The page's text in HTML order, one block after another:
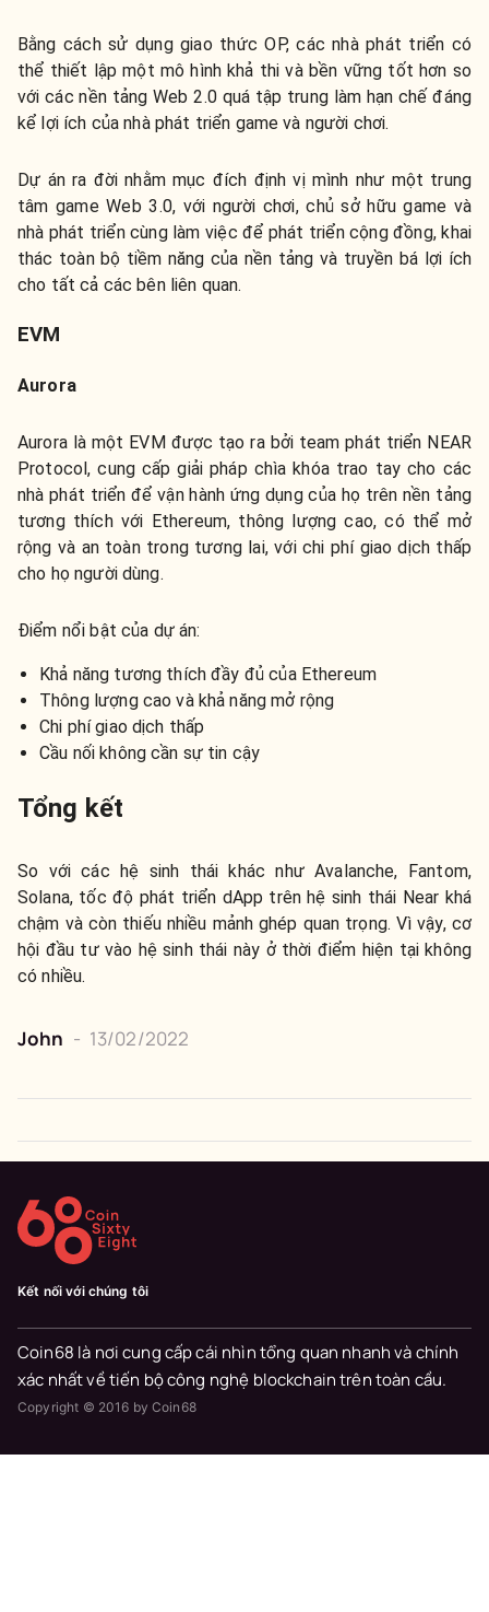
Bằng cách sử dụng giao thức OP, các nhà phát triển có
thể thiết lập một mô hình khả thi và bền vững tốt hơn so
với các nền tảng Web 2.0 quá tập trung làm hạn chế đáng
kể lợi ích của nhà phát triển game và người chơi.
Dự án ra đời nhằm mục đích định vị mình như một trung
tâm game Web 3.0, với người chơi, chủ sở hữu game và
nhà phát triển cùng làm việc để phát triển cộng đồng, khai
thác toàn bộ tiềm năng của nền tảng và truyền bá lợi ích
cho tất cả các bên liên quan.
EVM
Aurora
Aurora là một EVM được tạo ra bởi team phát triển NEAR
Protocol, cung cấp giải pháp chìa khóa trao tay cho các
nhà phát triển để vận hành ứng dụng của họ trên nền tảng
tương thích với Ethereum, thông lượng cao, có thể mở
rộng và an toàn trong tương lai, với chi phí giao dịch thấp
cho họ người dùng.
Điểm nổi bật của dự án:
Khả năng tương thích đầy đủ của Ethereum
Thông lượng cao và khả năng mở rộng
Chi phí giao dịch thấp
Cầu nối không cần sự tin cậy
Tổng kết
So với các hệ sinh thái khác như Avalanche, Fantom,
Solana, tốc độ phát triển dApp trên hệ sinh thái Near khá
chậm và còn thiếu nhiều mảnh ghép quan trọng. Vì vậy, cơ
hội đầu tư vào hệ sinh thái này ở thời điểm hiện tại không
có nhiều.
John - 13/02/2022
Kết nối với chúng tôi
Coin68 là nơi cung cấp cái nhìn tổng quan nhanh và chính
xác nhất về tiến bộ công nghệ blockchain trên toàn cầu.
Copyright © 2016 by Coin68